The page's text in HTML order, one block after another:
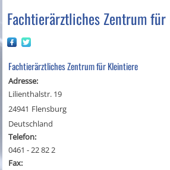
Fachtierärztliches Zentrum
Fachtierärztliches Zentrum für Kleintiere
Adresse:
Lilienthalstr. 19
24941 Flensburg
Deutschland
Telefon:
0461 - 22 82 2
Fax: